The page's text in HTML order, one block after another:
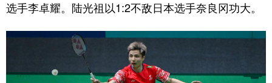
Русский язык 日本語 한국어
Deutsch Português
选手李卓耀。陆光祖以1:2不敌日本选手奈良冈功大。